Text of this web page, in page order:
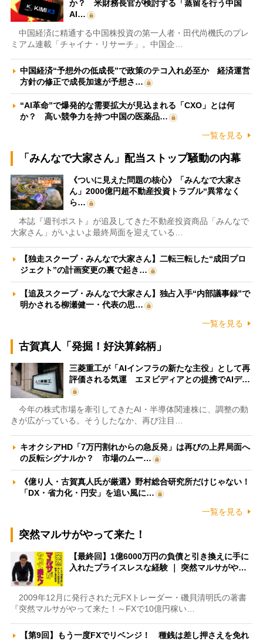
か？ 米財務長官が検討する「蒸留を行う中国
AI…
中国経済に精通する中国株投資の第一人者・田代尚機氏のプレ
ミアム連載「チャイナ・リサーチ」。中国企…
中国経済“予想外の低成長”で政策のテコ入れ必至か 経済運営
方針の修正で成長加速が予想さ…
“AI革命”で爆発的な需要拡大が見込まれる「CXO」とは何
か？ 高い競争力を持つ中国の医薬品…
一覧を見る
「みんなで大家さん」配当ストップ騒動の内幕
《ついに見えた問題の核心》「みんなで大家さ
ん」2000億円超不動産投資トラブル“異常なく
ら…
本誌『週刊ポスト』が追及してきた不動産投資商品「みんなで
大家さん」がいよいよ最終局面を迎えている…
【独走スクープ・みんなで大家さん】二転三転した“成田プロ
ジェクト”の計画変更の裏で起き…
【追及スクープ・みんなで大家さん】独占入手“内部議事録”で
明かされる柳瀬健一・代表の思…
一覧を見る
古賀真人「発掘！好決算銘柄」
三菱重工が「AIインフラの新たな主役」として再
評価される気運 エヌビディアとの提携でAIデ…
今年の株式市場を牽引してきたAI・半導体関連株に、調整の動
きが広がっている。そうしたなか、再び注目…
キオクシアHD「7万円割れからの急反発」は再びの上昇局面へ
の反転シグナルか？ 市場のムー…
《億り人・古賀真人氏が厳選》野村総合研究所だけじゃない！
「DX・省力化・円安」を追い風に…
一覧を見る
突然マルサがやって来た！
【最終回】1億6000万円の負債と引き換えに手に
入れたプライスレスな経験 ｜ 突然マルサがや…
2009年12月に発行された元FXトレーダー・磯貝清明氏の著書
『突然マルサがやって来た！～FXで10億円稼い…
【第9回】もう一度FXでリベンジ！ 種銭は差し押さえを免れ